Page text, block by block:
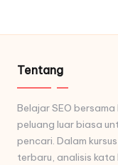
Tentang
Belajar SEO
peluang luar biasa
pencari. Dalam
terbaru, analisis kata